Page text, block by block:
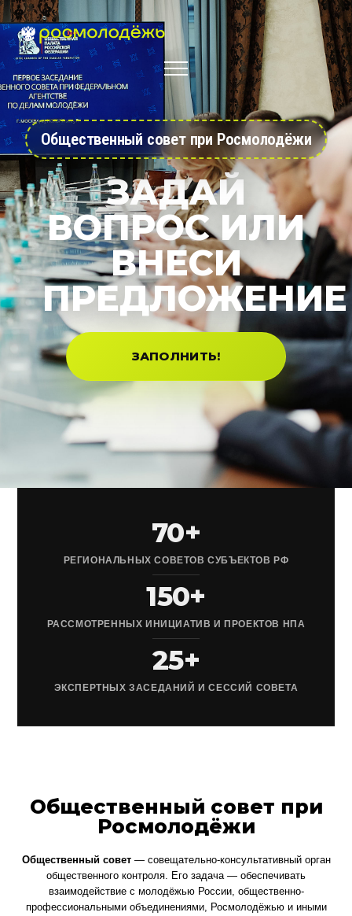
Общественный совет при Росмолодёжи
ЗАДАЙ
ВОПРОС ИЛИ
ВНЕСИ
ПРЕДЛОЖЕНИЕ
ЗАПОЛНИТЬ!
70+
РЕГИОНАЛЬНЫХ СОВЕТОВ СУБЪЕКТОВ РФ
150+
РАССМОТРЕННЫХ ИНИЦИАТИВ И ПРОЕКТОВ НПА
25+
ЭКСПЕРТНЫХ ЗАСЕДАНИЙ И СЕССИЙ СОВЕТА
Общественный совет при
Росмолодёжи
Общественный совет— совещательно-консультативный орган
общественного контроля. Его задача — обеспечивать
взаимодействие с молодёжью России, общественно-
профессиональными объединениями, Росмолодёжью и иными